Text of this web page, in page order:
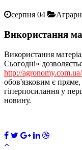
серпня 04
Використання
Використання
Сьогодні»
http://agronomy.com.ua/
обов'язковим є
гіперпосилання у
новину.